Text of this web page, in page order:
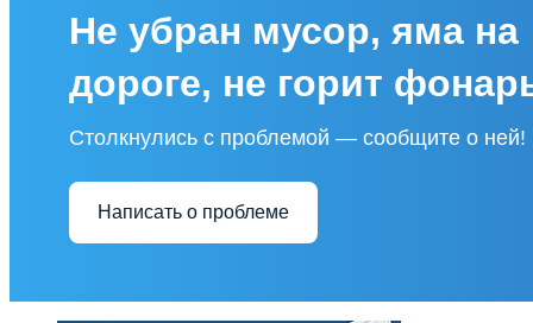
Не убран мусор, яма на
дороге, не горит
Столкнулись с проблемой — сообщите о ней!
Написать о проблеме